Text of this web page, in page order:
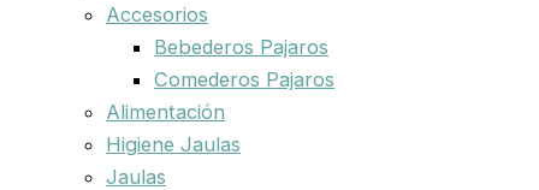
Accesorios
Bebederos Pajaros
Comederos Pajaros
Alimentación
Higiene Jaulas
Jaulas